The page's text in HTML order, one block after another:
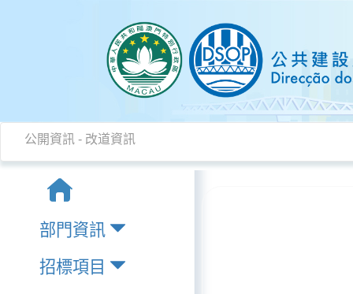
公開資訊 - 改道資訊
部門資訊
招標項目